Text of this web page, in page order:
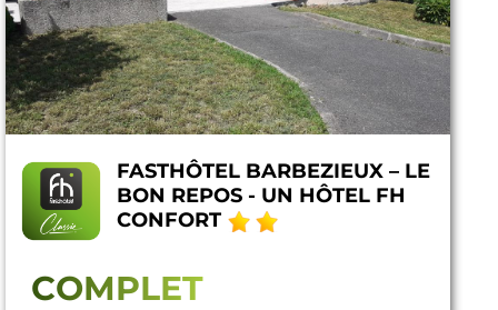
FASTHÔTEL BARBEZIEUX – LE
BON REPOS - UN HÔTEL FH
CONFORT
COMPLET